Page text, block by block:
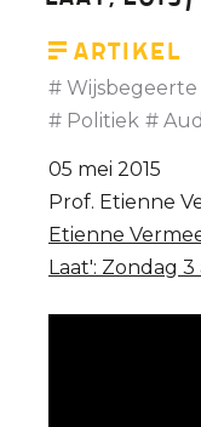
Artikel
Wijsbegeerte
Politiek
05 mei 2015
Prof. Etienne
Etienne
Laat': Zondag 3